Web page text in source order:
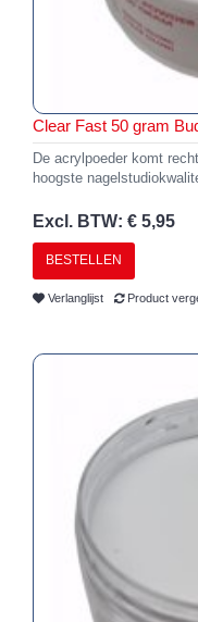
Clear Fast 50 gram
De acrylpoeder komt
hoogste
Excl. BTW: € 5,95
BESTELLEN
Verlanglijst Product